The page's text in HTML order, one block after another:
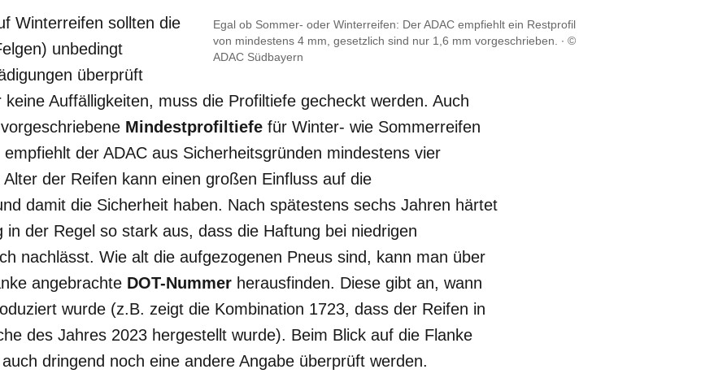
Egal ob Sommer- oder Winterreifen: Der ADAC empfiehlt ein Restprofil
von mindestens 4 mm, gesetzlich sind nur 1,6 mm vorgeschrieben.
©
ADAC Südbayern
Winterreifen sollten die
unbedingt
überprüft
Auffälligkeiten, muss die Profiltiefe gecheckt werden. Auch
Mindestprofiltiefe für Winter- wie Sommerreifen
der ADAC aus Sicherheitsgründen mindestens vier
der Reifen kann einen großen Einfluss auf die
damit die Sicherheit haben. Nach spätestens sechs Jahren härtet
in der Regel so stark aus, dass die Haftung bei niedrigen
nachlässt. Wie alt die aufgezogenen Pneus sind, kann man über
angebrachte DOT-Nummer herausfinden. Diese gibt an, wann
wurde (z.B. zeigt die Kombination 1723, dass der Reifen in
des Jahres 2023 hergestellt wurde). Beim Blick auf die Flanke
dringend noch eine andere Angabe überprüft werden.